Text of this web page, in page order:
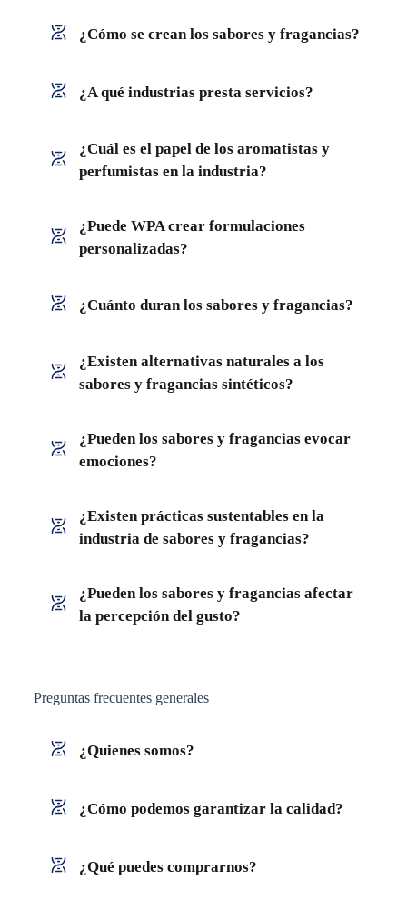
¿Cómo se crean los sabores y fragancias?
¿A qué industrias presta servicios?
¿Cuál es el papel de los aromatistas y
perfumistas en la industria?
¿Puede WPA crear formulaciones
personalizadas?
¿Cuánto duran los sabores y fragancias?
¿Existen alternativas naturales a los
sabores y fragancias sintéticos?
¿Pueden los sabores y fragancias evocar
emociones?
¿Existen prácticas sustentables en la
industria de sabores y fragancias?
¿Pueden los sabores y fragancias afectar
la percepción del gusto?
Preguntas frecuentes generales
¿Quienes somos?
¿Cómo podemos garantizar la calidad?
¿Qué puedes comprarnos?